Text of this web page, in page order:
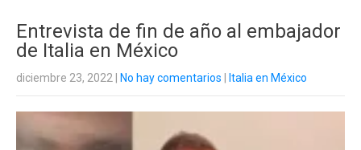
Entrevista de fin de año al embajador
de Italia en México
diciembre 23, 2022 No hay comentarios Italia en México